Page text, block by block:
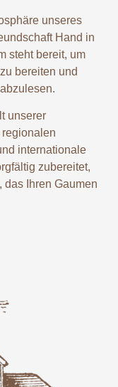
unseres
Hand in
steht bereit, um
bereiten und
unserer
internationale
zubereitet,
Ihren Gaumen